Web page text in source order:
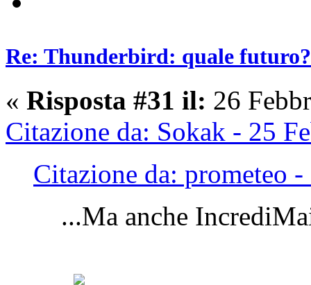
Re: Thunderbird: quale futuro?
« Risposta #31 il: 26
Citazione da: Sokak - 25
Citazione da: prometeo
...Ma anche